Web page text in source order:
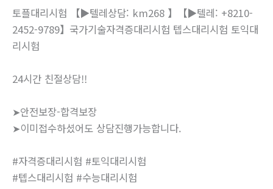
토플대리시험 【▶텔레상담: km268 】【▶텔레: +8210-
2452-9789】국가기술자격증대리시험 텝스대리시험 토익대
리시험
24시간 친절상담!!
➤안전보장-합격보장
➤이미접수하셨어도 상담진행가능합니다.
#자격증대리시험 #토익대리시험
#텝스대리시험 #수능대리시험